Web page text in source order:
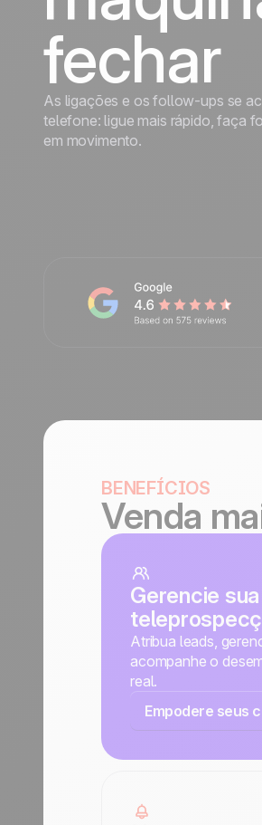
Fale conosco
Tornar-se parceiro
fechar
As ligações e os follow-ups se
telefone: ligue mais rápido, faça
em movimento.
BENEFÍCIOS
Venda
Gerencie
Atribua leads,
acompanhe o
real.
Empodere seus